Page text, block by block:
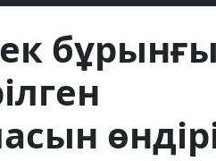
бұрынғы